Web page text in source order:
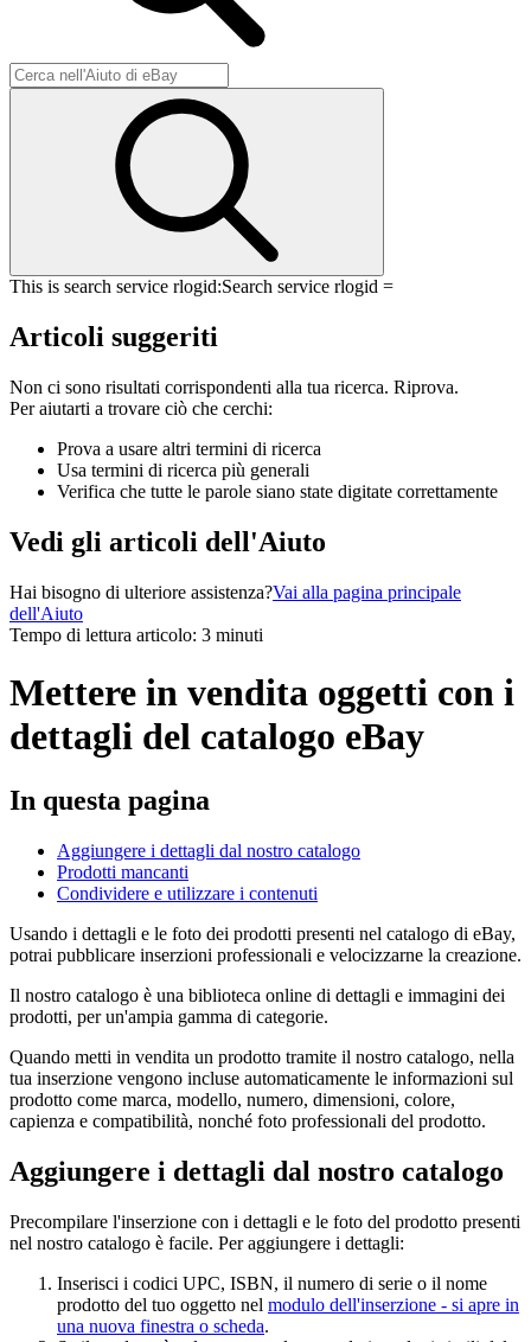
This is search service rlogid:Search service rlogid =
Articoli suggeriti
Non ci sono risultati corrispondenti alla tua ricerca. Riprova.
Per aiutarti a trovare ciò che cerchi:
Prova a usare altri termini di ricerca
Usa termini di ricerca più generali
Verifica che tutte le parole siano state digitate correttamente
Vedi gli articoli dell'Aiuto
Hai bisogno di ulteriore assistenza?Vai alla pagina principale
dell'Aiuto
Tempo di lettura articolo: 3 minuti
Mettere in vendita oggetti con i
dettagli del catalogo eBay
In questa pagina
Aggiungere i dettagli dal nostro catalogo
Prodotti mancanti
Condividere e utilizzare i contenuti
Usando i dettagli e le foto dei prodotti presenti nel catalogo di eBay,
potrai pubblicare inserzioni professionali e velocizzarne la creazione.
Il nostro catalogo è una biblioteca online di dettagli e immagini dei
prodotti, per un'ampia gamma di categorie.
Quando metti in vendita un prodotto tramite il nostro catalogo, nella
tua inserzione vengono incluse automaticamente le informazioni sul
prodotto come marca, modello, numero, dimensioni, colore,
capienza e compatibilità, nonché foto professionali del prodotto.
Aggiungere i dettagli dal nostro catalogo
Precompilare l'inserzione con i dettagli e le foto del prodotto presenti
nel nostro catalogo è facile. Per aggiungere i dettagli:
Inserisci i codici UPC, ISBN, il numero di serie o il nome
prodotto del tuo oggetto nel modulo dell'inserzione - si apre in
una nuova finestra o scheda.